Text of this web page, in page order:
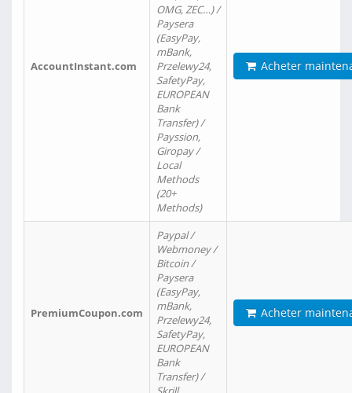
AccountInstant.com
OMG, ZEC…) /
Paysera
(EasyPay,
mBank,
Przelewy24,
SafetyPay,
EUROPEAN
Bank
Transfer) /
Payssion,
Giropay /
Local
Methods
(20+
Methods)
Acheter
PremiumCoupon.com
Paypal /
Webmoney /
Bitcoin /
Paysera
(EasyPay,
mBank,
Przelewy24,
SafetyPay,
EUROPEAN
Bank
Transfer) /
Acheter